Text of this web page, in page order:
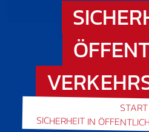
START
SICHERHEIT IN